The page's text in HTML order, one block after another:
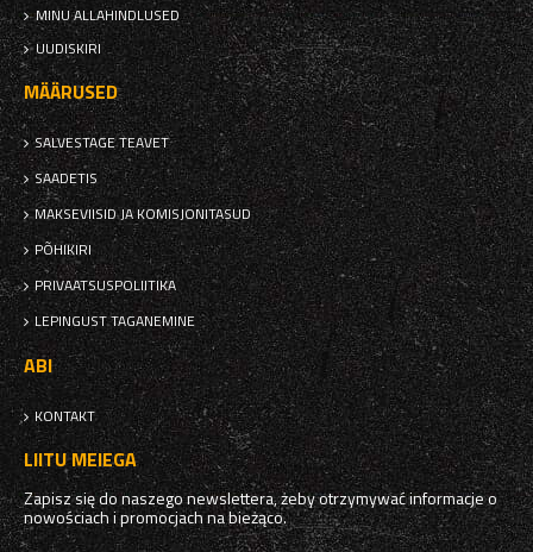
MINU ALLAHINDLUSED
UUDISKIRI
MÄÄRUSED
SALVESTAGE TEAVET
SAADETIS
MAKSEVIISID JA KOMISJONITASUD
PÕHIKIRI
PRIVAATSUSPOLIITIKA
LEPINGUST TAGANEMINE
ABI
KONTAKT
LIITU MEIEGA
Zapisz się do naszego newslettera, żeby otrzymywać informacje o
nowościach i promocjach na bieżąco.